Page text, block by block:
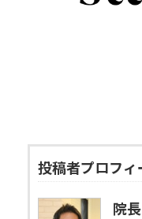
投稿者プロフィ
院